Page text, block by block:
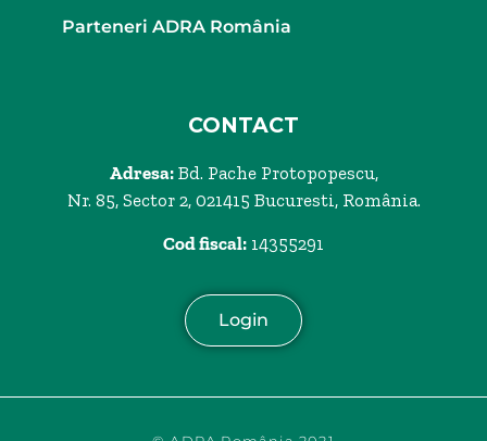
Parteneri ADRA România
CONTACT
Adresa:Bd. Pache Protopopescu,
Nr. 85, Sector 2, 021415 Bucuresti, România.
Cod fiscal: 14355291
Login